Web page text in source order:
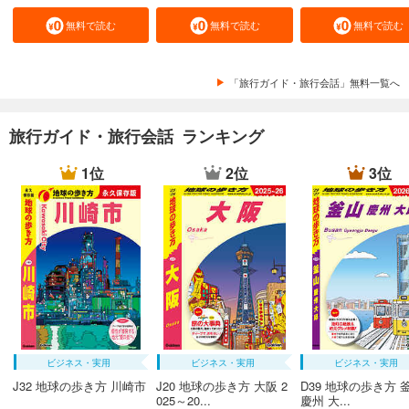
無料で読む 無料で読む 無料で読む
「旅行ガイド・旅行会話」無料一覧へ
旅行ガイド・旅行会話 ランキング
1位
ビジネス・実用
J32 地球の歩き方 川崎市
2位
ビジネス・実用
J20 地球の歩き方 大阪 2
025～20...
3位
ビジネス・実用
D39 地球の歩き方
慶州 大...